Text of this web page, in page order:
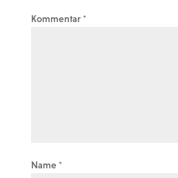
Kommentar *
Name *